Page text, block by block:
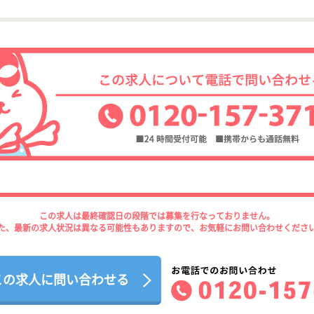
この求人は最終確認日の段階では募集を行なっておりません。
、最新の求人状況は異なる可能性もありますので、お気軽にお問い合わせくださ
求人に問い合わせる